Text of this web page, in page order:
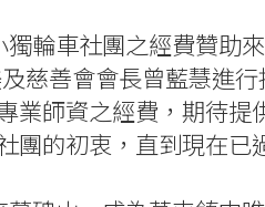
輪車社團之經費贊助
慈善會會長曾藍慧進行
業師資之經費，期待提
團的初衷，直到現在已